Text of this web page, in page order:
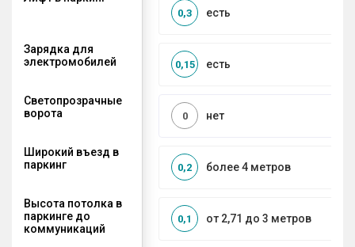
есть
0,3
Зарядка для
электромобилей
есть
0,15
Светопрозрачные
ворота
нет
0
Широкий въезд в
паркинг
более 4 метров
0,2
Высота потолка в
паркинге до
коммуникаций
от 2,71 до 3 метров
0,1